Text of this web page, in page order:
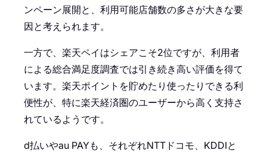
ンペーン展開と、利用可能店舗数の多さが大きな要
因と考えられます。
一方で、楽天ペイはシェアこそ2位ですが、利用者
による総合満足度調査では引き続き高い評価を得て
います。楽天ポイントを貯めたり使ったりできる利
便性が、特に楽天経済圏のユーザーから高く支持さ
れているようです。
d払いやau PAYも、それぞれNTTドコモ、KDDIと